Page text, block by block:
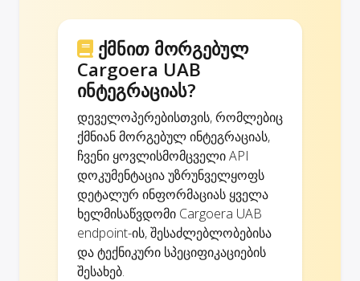
ქმნით მორგებულ
Cargoera UAB
ინტეგრაციას?
დეველოპერებისთვის, რომლებიც
ქმნიან მორგებულ ინტეგრაციას,
ჩვენი ყოვლისმომცველი API
დოკუმენტაცია უზრუნველყოფს
დეტალურ ინფორმაციას ყველა
ხელმისაწვდომი Cargoera UAB
endpoint-ის, შესაძლებლობებისა
და ტექნიკური სპეციფიკაციების
შესახებ.